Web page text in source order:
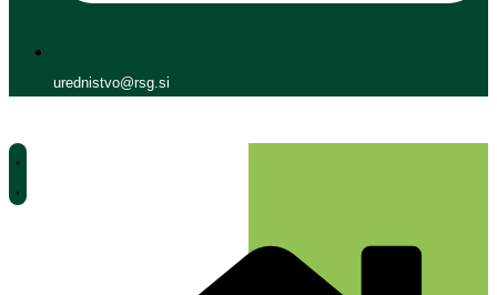
urednistvo@rsg.si